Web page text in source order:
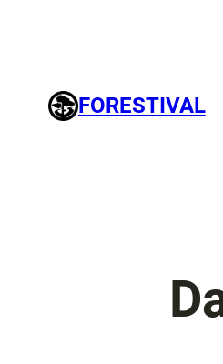
FORESTIVAL